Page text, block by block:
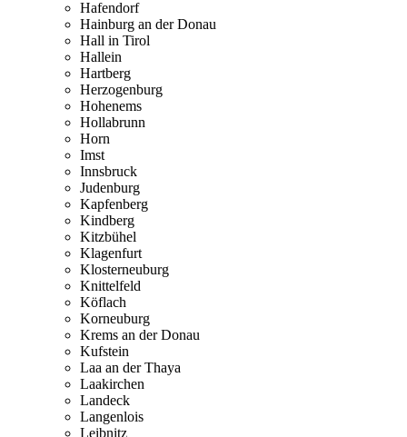
Hafendorf
Hainburg an der Donau
Hall in Tirol
Hallein
Hartberg
Herzogenburg
Hohenems
Hollabrunn
Horn
Imst
Innsbruck
Judenburg
Kapfenberg
Kindberg
Kitzbühel
Klagenfurt
Klosterneuburg
Knittelfeld
Köflach
Korneuburg
Krems an der Donau
Kufstein
Laa an der Thaya
Laakirchen
Landeck
Langenlois
Leibnitz